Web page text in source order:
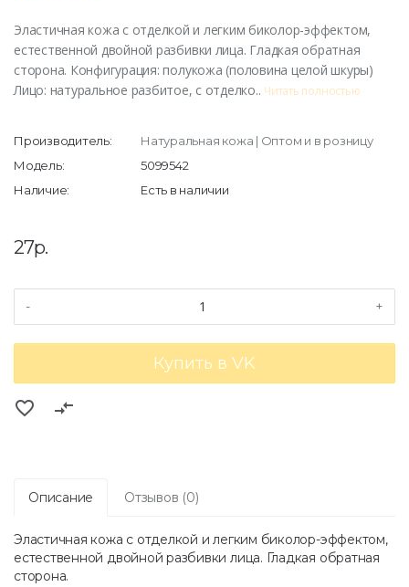
Эластичная кожа с отделкой и легким биколор-эффектом,
естественной двойной разбивки лица. Гладкая обратная
сторона. Конфигурация: полукожа (половина целой шкуры)
Лицо: натуральное разбитое, с отделко.. Читать полностью
Производитель:
Натуральная кожа | Оптом и в розницу
Модель:
5099542
Наличие:
Есть в наличии
27р.
- +
Купить в VK
favorite_border compare_arrows
Описание Отзывов (0)
Эластичная кожа с отделкой и легким биколор-эффектом,
естественной двойной разбивки лица. Гладкая обратная
сторона.